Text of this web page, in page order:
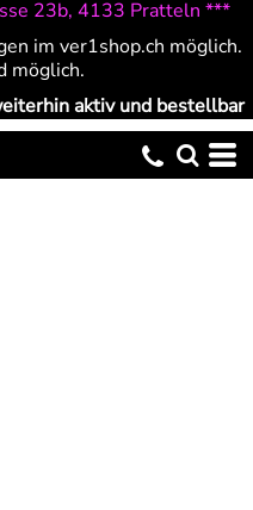
23b, 4133 Pratteln ***
im ver1shop.ch möglich.
möglich.
aktiv und bestellbar